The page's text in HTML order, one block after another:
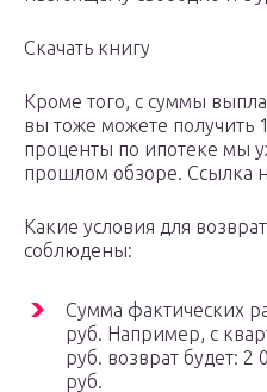
Скачать книгу
Кроме того, с суммы
вы тоже можете получить
проценты по ипотеке мы
прошлом обзоре. Ссылка
Какие условия для
соблюдены:
Сумма фактических
руб. Например, с
руб. возврат будет: 2
руб.